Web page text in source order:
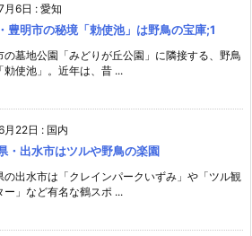
月6日 : 愛知
豊明市の秘境「勅使池」は野鳥の宝庫;1
の墓地公園「みどりが丘公園」に隣接する、野鳥
勅使池」。近年は、昔 ...
月22日 : 国内
・出水市はツルや野鳥の楽園
の出水市は「クレインパークいずみ」や「ツル観
ー」など有名な鶴スポ ...